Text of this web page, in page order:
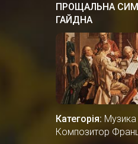
ПРОЩАЛЬНА
ГАЙДНА
Категорія: Музика
Композитор